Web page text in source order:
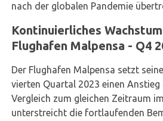
nach der globalen Pandemie
Kontinuierliches
Flughafen Malpensa - Q4
Der Flughafen Malpensa setzt
vierten Quartal 2023 einen
Vergleich zum gleichen Zeitraum
unterstreicht die fortlaufenden